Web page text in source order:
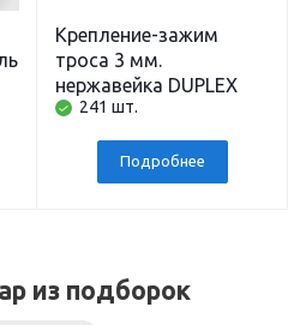
Крепление-зажим
троса 3 мм.
нержавейка DUPLEX
241 шт.
Подробнее
из подборок